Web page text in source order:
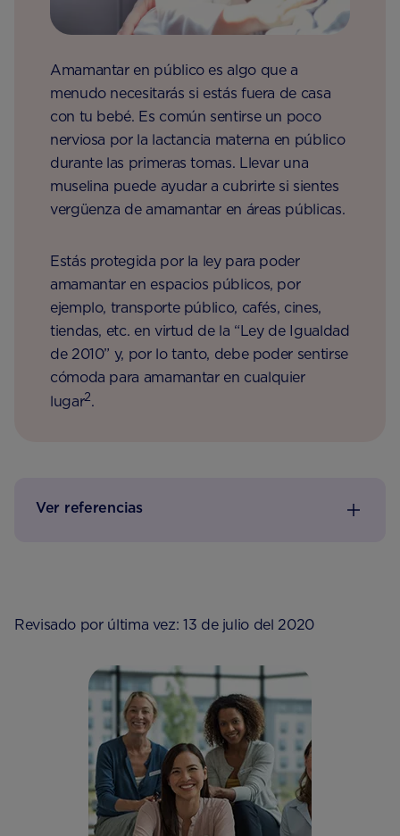
Amamantar en público es algo que a
menudo necesitarás si estás fuera de casa
con tu bebé. Es común sentirse un poco
nerviosa por la lactancia materna en público
durante las primeras tomas. Llevar una
muselina puede ayudar a cubrirte si sientes
vergüenza de amamantar en áreas públicas.
Estás protegida por la ley para poder
amamantar en espacios públicos, por
ejemplo, transporte público, cafés, cines,
tiendas, etc. en virtud de la “Ley de Igualdad
de 2010” y, por lo tanto, debe poder sentirse
cómoda para amamantar en cualquier
lugar2.
Ver referencias
Revisado por última vez: 13 de julio del 2020